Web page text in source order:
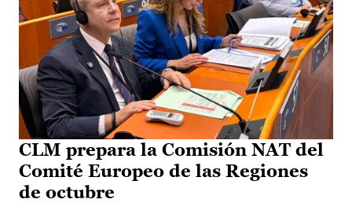
CLM prepara la Comisión NAT del
Comité Europeo de las Regiones
de octubre